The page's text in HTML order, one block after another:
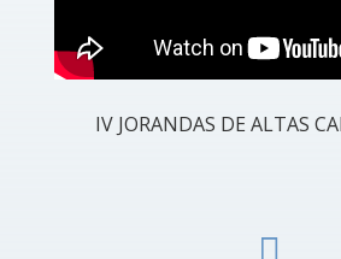
IV JORANDAS DE ALTAS